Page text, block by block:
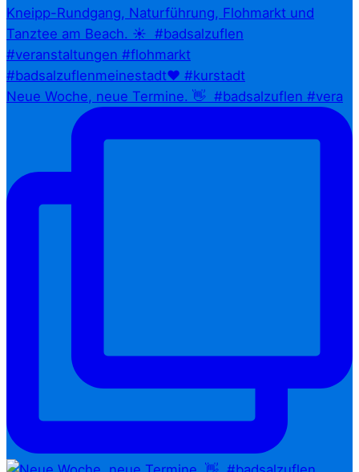
Neue Woche, neue Termine. 👋⁠ ⁠ #badsalzuflen #vera